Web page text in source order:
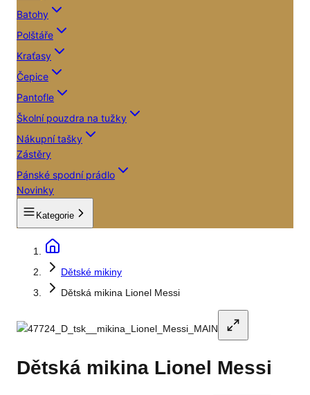
Batohy
Polštáře
Kraťasy
Čepice
Pantofle
Školní pouzdra na tužky
Nákupní tašky
Zástěry
Pánské spodní prádlo
Novinky
Kategorie
Dětské mikiny
Dětská mikina Lionel Messi
Dětská mikina Lionel Messi